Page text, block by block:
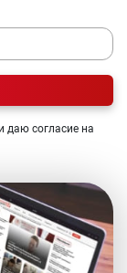
и даю согласие на